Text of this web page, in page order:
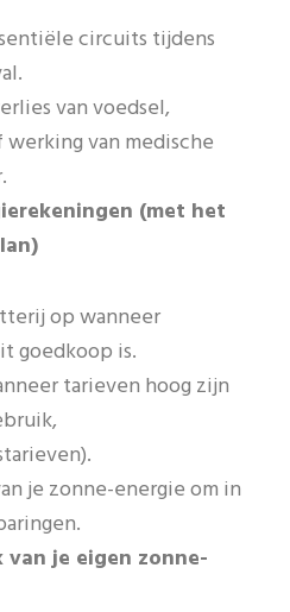
circuits tijdens
van voedsel,
van medische
(met het
op wanneer
goedkoop is.
tarieven hoog zijn
je zonne-energie om in
je eigen zonne-